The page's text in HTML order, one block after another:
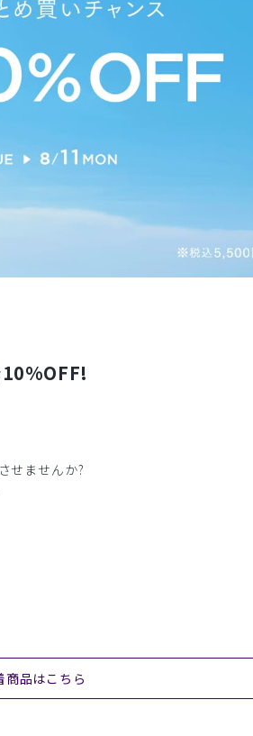
せませんか?
商品はこちら